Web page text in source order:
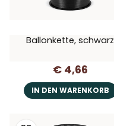
Ballonkette, schwarz
€ 4,66
IN DEN WARENKORB